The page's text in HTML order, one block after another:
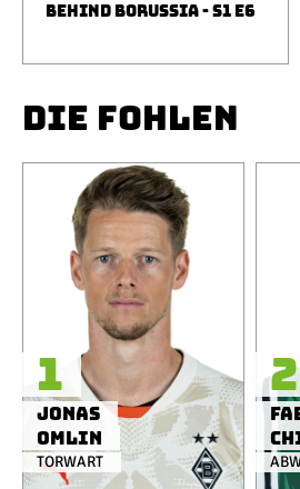
BEHIND BORUSSIA - S1 E6
DIE FOHLEN
TORWART
Jonas
Omlin
1 2